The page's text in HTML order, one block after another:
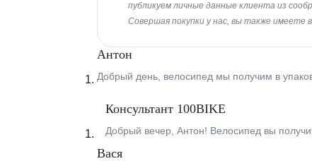
публикуем личные данные клиента из
Совершая покупки у нас, вы также имеете
Антон
Добрый день, велосипед мы получим в
Консультант 100BIKE
Добрый вечер, Антон! Велосипед вы
Вася